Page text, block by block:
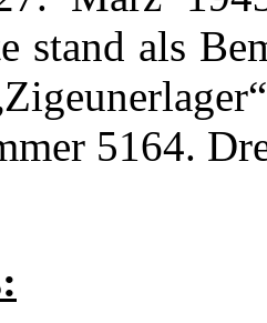
stand als
5164.